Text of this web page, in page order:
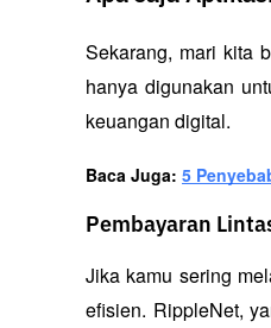
Sekarang, mari kita
hanya digunakan
keuangan digital.
Baca Juga: 5
Pembayaran
Jika kamu sering
efisien. RippleNet,